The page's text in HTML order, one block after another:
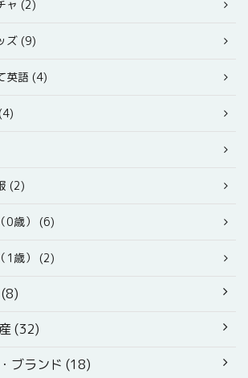
ャ (2)
ズ (9)
英語 (4)
(2)
0歳） (6)
1歳） (2)
(32)
ブランド (18)